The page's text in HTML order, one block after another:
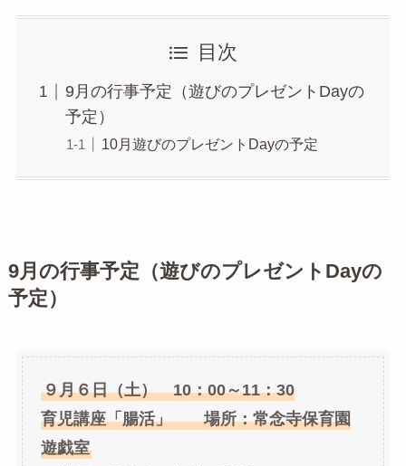
目次
9月の行事予定（遊びのプレゼントDayの
予定）
10月遊びのプレゼントDayの予定
9月の行事予定（遊びのプレゼントDayの
予定）
９月６日（土） 10：00～11：30
育児講座「腸活」 場所：常念寺保育園
遊戯室